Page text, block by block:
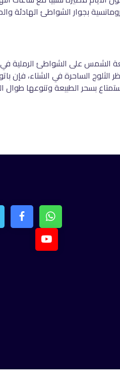
بجوار الشواطئ الهادئة
الشمس على الشواطئ الرملية
الساحرة في الشتاء، فإن
بسحر الطبيعة وتنوعها طوال